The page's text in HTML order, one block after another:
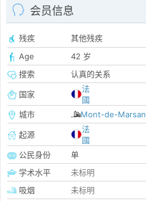
会员信息
残疾
其他残疾
Age
42 岁
搜索
认真的关系
国家
法
國
城市
Mont-de-Marsan
起源
法
國
公民身份
单
学术水平
未标明
吸烟
未标明